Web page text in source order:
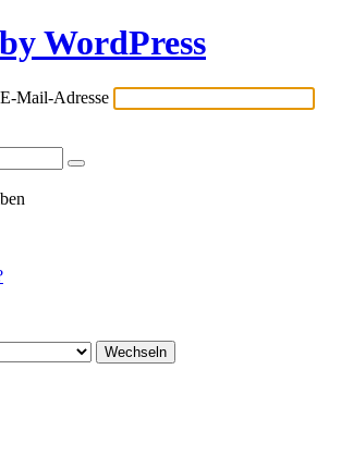
WordPress
Mail-Adresse